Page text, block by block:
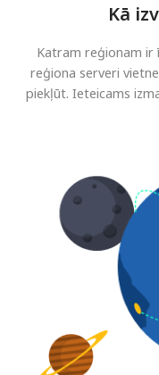
Kā
Katram reģionam ir
reģiona serveri
piekļūt. Ieteicams